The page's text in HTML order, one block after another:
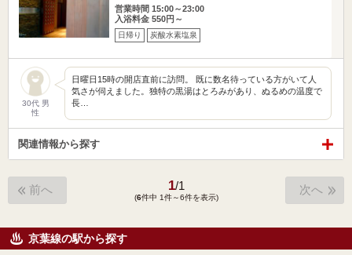
営業時間 15:00～23:00
入浴料金 550円～
日帰り 炭酸水素塩泉
30代 男
性
日曜日15時の開店直前に訪問。 既に数名待っている方がいて人
気さが伺えました。独特の黒湯はとろみがあり、ぬるめの温度で
長…
関連情報から探す
前へ 1/1
(6件中 1件～6件を表示)
次へ
京葉線の駅から探す